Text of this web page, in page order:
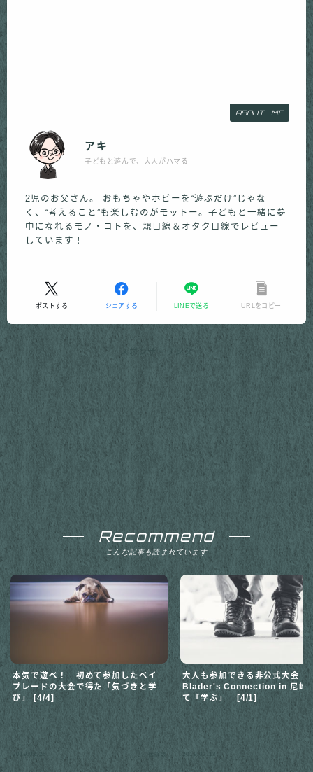
ABOUT ME
アキ
子どもと遊んで、大人がハマる
2児のお父さん。 おもちゃやホビーを“遊ぶだけ”じゃな
く、“考えること”も楽しむのがモットー。子どもと一緒に夢
中になれるモノ・コトを、親目線＆オタク目線でレビュー
しています！
ポストする シェアする LINEで送る URLをコピー
スポンサーリンク
Recommend
こんな記事も読まれています
本気で遊べ！ 初めて参加したベイ
ブレードの大会で得た「気づきと学
び」 [4/4]
2019.02.26 体験談
大人も参加できる非公式大会
Blader's Connection in 尼崎
て「学ぶ」 [4/1]
2019.02.18